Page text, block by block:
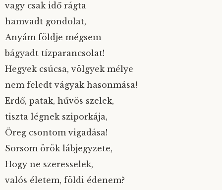
vagy csak idő rágta
hamvadt gondolat,
Anyám földje mégsem
bágyadt tízparancsolat!
Hegyek csúcsa, völgyek mélye
nem feledt vágyak hasonmása!
Erdő, patak, hűvös szelek,
tiszta légnek sziporkája,
Öreg csontom vigadása!
Sorsom örök lábjegyzete,
Hogy ne szeresselek,
valós életem, földi édenem?